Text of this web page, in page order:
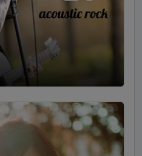
Einfach ein mega Musiker
ins Herz geht . Können
👌👌tolle Ausstrahlung
Ariane und
mega . Immer wieder